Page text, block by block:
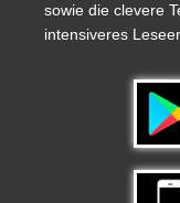
sowie die clevere
intensiveres